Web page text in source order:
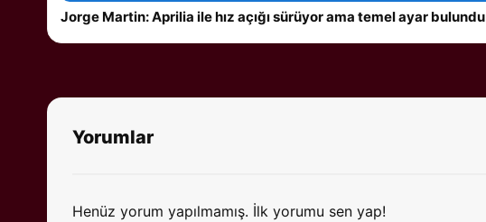
Jorge Martin: Aprilia ile hız açığı sürüyor ama temel ayar bulundu
Yorumlar
Henüz yorum yapılmamış. İlk yorumu sen yap!